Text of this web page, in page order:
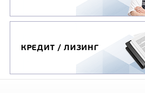
КРЕДИТ / ЛИЗИНГ